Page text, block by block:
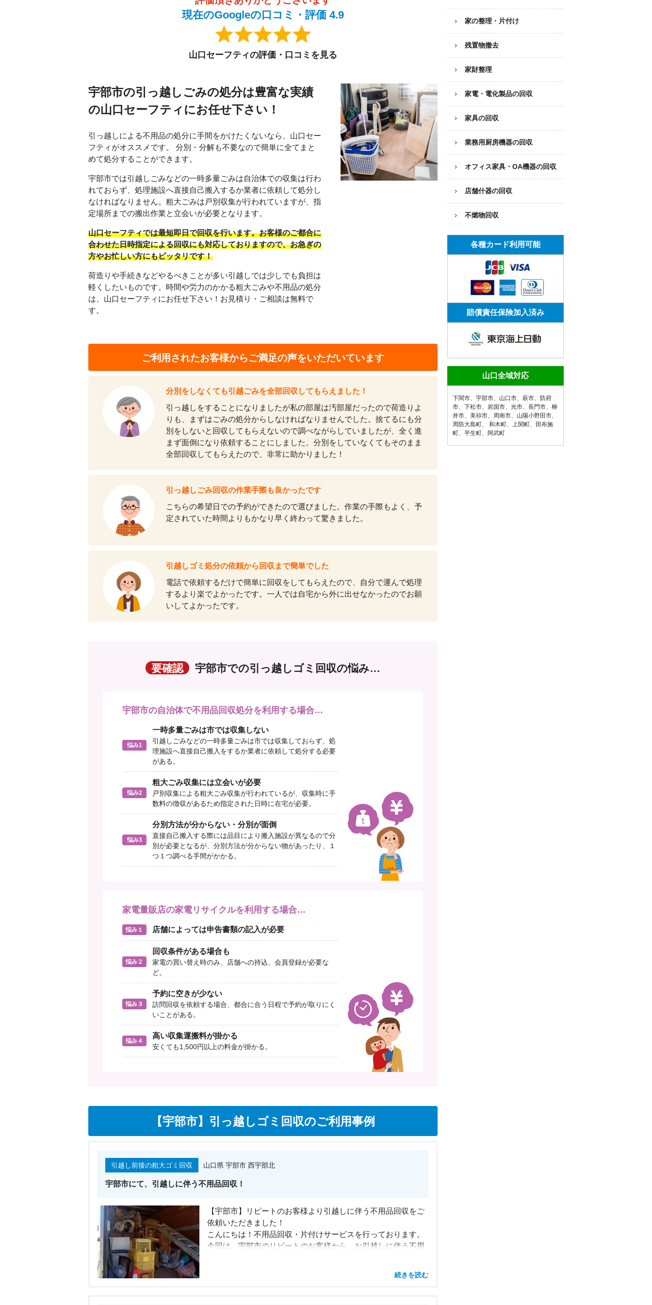
現在のGoogleの口コミ・評価 4.9
山口セーフティの評価・口コミを見る
宇部市の引っ越しごみの処分は豊富な実績
の山口セーフティにお任せ下さい！
引っ越しによる不用品の処分に手間をかけたくないなら、山口セー
フティがオススメです。 分別・分解も不要なので簡単に全てまと
めて処分することができます。
宇部市では引越しごみなどの一時多量ごみは自治体での収集は行わ
れておらず、処理施設へ直接自己搬入するか業者に依頼して処分し
なければなりません。粗大ごみは戸別収集が行われていますが、指
定場所までの搬出作業と立会いが必要となります。
山口セーフティでは最短即日で回収を行います。お客様のご都合に
合わせた日時指定による回収にも対応しておりますので、お急ぎの
方やお忙しい方にもピッタリです！
荷造りや手続きなどやるべきことが多い引越しでは少しでも負担は
軽くしたいものです。時間や労力のかかる粗大ごみや不用品の処分
は、山口セーフティにお任せ下さい！お見積り・ご相談は無料で
す。
ご利用されたお客様からご満足の声をいただいています
分別をしなくても引越ごみを全部回収してもらえました！
引っ越しをすることになりましたが私の部屋は汚部屋だったので荷造りよ
りも、まずはごみの処分からしなければなりませんでした。捨てるにも分
別をしないと回収してもらえないので調べながらしていましたが、全く進
まず面倒になり依頼することにしました。分別をしていなくてもそのまま
全部回収してもらえたので、非常に助かりました！
引っ越しごみ回収の作業手際も良かったです
こちらの希望日での予約ができたので選びました。作業の手際もよく、予
定されていた時間よりもかなり早く終わって驚きました。
引越しゴミ処分の依頼から回収まで簡単でした
電話で依頼するだけで簡単に回収をしてもらえたので、自分で運んで処理
するより楽でよかったです。一人では自宅から外に出せなかったのでお願
いしてよかったです。
要確認 宇部市での引っ越しゴミ回収の悩み…
宇部市の自治体で不用品回収処分を利用する場合…
悩み1
一時多量ごみは市では収集しない
引越しごみなどの一時多量ごみは市では収集しておらず、処
理施設へ直接自己搬入をするか業者に依頼して処分する必要
がある。
悩み2
粗大ごみ収集には立会いが必要
戸別収集による粗大ごみ収集が行われているが、収集時に手
数料の徴収があるため指定された日時に在宅が必要。
悩み3
分別方法が分からない・分別が面倒
直接自己搬入する際には品目により搬入施設が異なるので分
別が必要となるが、分別方法が分からない物があったり、１
つ１つ調べる手間がかかる。
家電量販店の家電リサイクルを利用する場合…
悩み１ 店舗によっては申告書類の記入が必要
悩み２
回収条件がある場合も
家電の買い替え時のみ、店舗への持込、会員登録が必要な
ど。
悩み３
予約に空きが少ない
訪問回収を依頼する場合、都合に合う日程で予約が取りにく
いことがある。
悩み４
高い収集運搬料が掛かる
安くても1,500円以上の料金が掛かる。
【宇部市】引っ越しゴミ回収のご利用事例
引越し前後の粗大ゴミ回収 山口県 宇部市 西宇部北
宇部市にて、引越しに伴う不用品回収！
【宇部市】リピートのお客様より引越しに伴う不用品回収をご
依頼いただきました！
こんにちは！不用品回収・片付けサービスを行っております。
今回は、宇部市のリピートのお客様から、お引越しに伴う不用
現場は2階建ての戸建て住宅で、家具類・家電類・布団・小物
続きを読む
家の整理・片付け
残置物撤去
家財整理
家電・電化製品の回収
家具の回収
業務用厨房機器の回収
オフィス家具 ・OA機器の回収
店舗什器の回収
不燃物回収
各種カード利用可能
賠償責任保険加入済み
山口全域対応
下関市、 宇部市、 山口市、 萩市、 防府
市、 下松市、 岩国市、 光市、 長門市、 柳
井市、 美祢市、 周南市、 山陽小野田市、
周防大島町、 和木町、 上関町、
田布施
町、 平生町、 阿武町